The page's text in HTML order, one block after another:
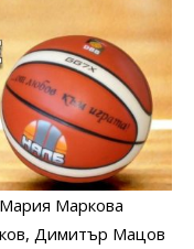
Маркова
, Димитър Мацов